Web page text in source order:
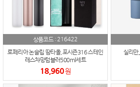
상품코드 :216422
로페리아 논슬립 땀타올,포시즌316 스테인
레스챠망텀블러500ml세트
18,960원
실리만